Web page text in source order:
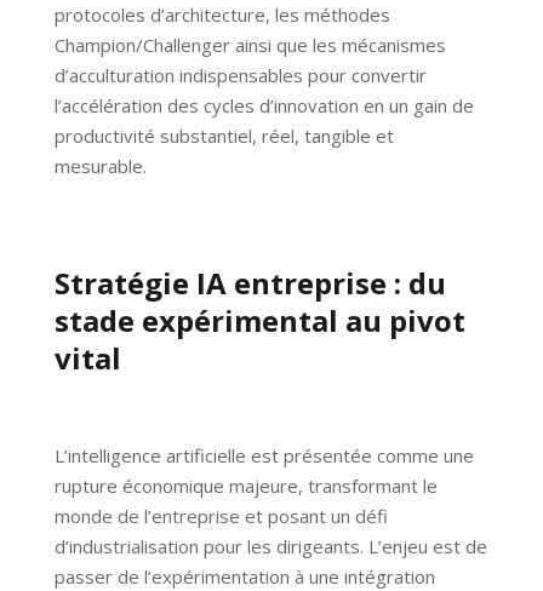
protocoles d’architecture, les méthodes
Champion/Challenger ainsi que les mécanismes
d’acculturation indispensables pour convertir
l’accélération des cycles d’innovation en un gain de
productivité substantiel, réel, tangible et
mesurable.
Stratégie IA entreprise : du
stade expérimental au pivot
vital
L’intelligence artificielle est présentée comme une
rupture économique majeure, transformant le
monde de l’entreprise et posant un défi
d’industrialisation pour les dirigeants. L’enjeu est de
passer de l’expérimentation à une intégration